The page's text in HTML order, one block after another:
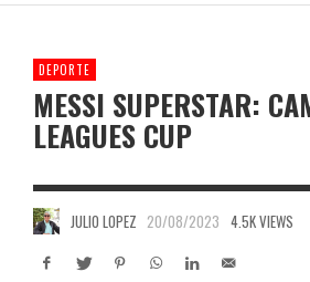
DEPORTE
MESSI SUPERSTAR:
LEAGUES CUP
JULIO LOPEZ 20/08/2023 4.5K VIEWS